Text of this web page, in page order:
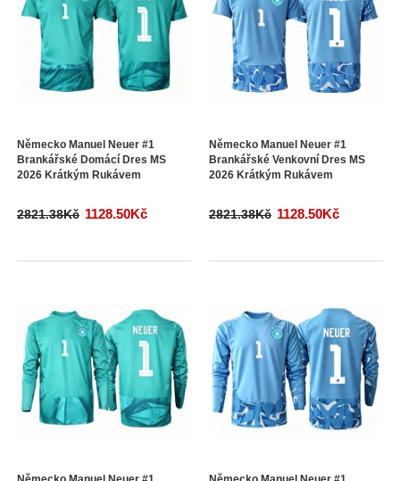
Německo Manuel Neuer #1
Brankářské Domácí Dres MS
2026 Krátkým Rukávem
2821.38Kč 1128.50Kč
Německo Manuel Neuer #1
Brankářské Venkovní Dres MS
2026 Krátkým Rukávem
2821.38Kč 1128.50Kč